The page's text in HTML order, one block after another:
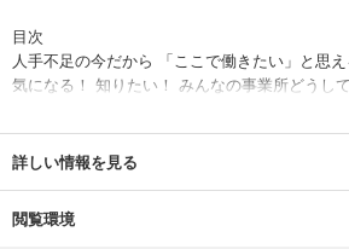
目次
人手不足の今だから 「ここで働きたい」と思
気になる！ 知りたい！ みんなの事業所どうし
「接遇」はなぜ大切か？ 傾聴を中心に考える
福祉用具を使った 1人ひとりの介助術
こうしたらうまくいった！ ホームヘルパー奮闘
詳しい情報を見る
閲覧環境